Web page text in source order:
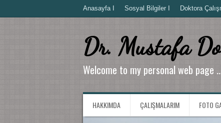
Anasayfa I Sosyal Bilgiler I Doktora
Dr. Mustafa
Welcome to my personal web page
HAKKIMDA ÇALIŞMALARIM FOTO